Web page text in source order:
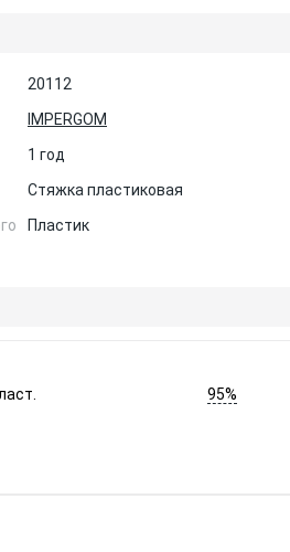
20112
IMPERGOM
1 год
Стяжка пластиковая
Пластик
95%